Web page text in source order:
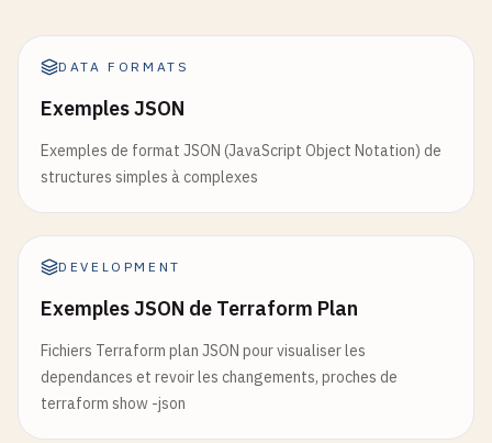
DATA FORMATS
Exemples JSON
Exemples de format JSON (JavaScript Object Notation) de
structures simples à complexes
DEVELOPMENT
Exemples JSON de Terraform Plan
Fichiers Terraform plan JSON pour visualiser les
dependances et revoir les changements, proches de
terraform show -json